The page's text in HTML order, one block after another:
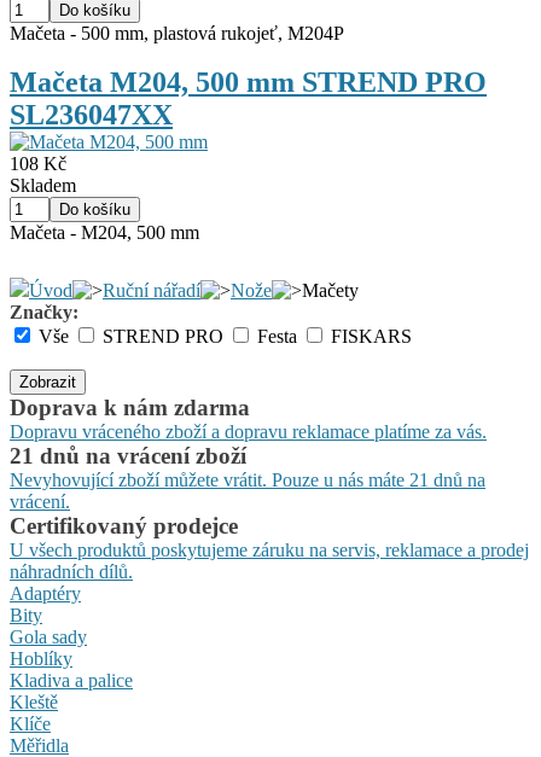
Mačeta - 500 mm, plastová rukojeť, M204P
Mačeta M204, 500 mm STREND PRO
SL236047XX
108 Kč
Skladem
Mačeta - M204, 500 mm
Úvod Ruční nářadí Nože
Mačety
Značky:
Vše
STREND PRO Festa FISKARS
Zobrazit
Doprava k nám zdarma
Dopravu vráceného zboží a dopravu reklamace platíme za vás.
21 dnů na vrácení zboží
Nevyhovující zboží můžete vrátit. Pouze u nás máte 21 dnů na
vrácení.
Certifikovaný prodejce
U všech produktů poskytujeme záruku na servis, reklamace a prodej
náhradních dílů.
Adaptéry
Bity
Gola sady
Hoblíky
Kladiva a palice
Kleště
Klíče
Měřidla